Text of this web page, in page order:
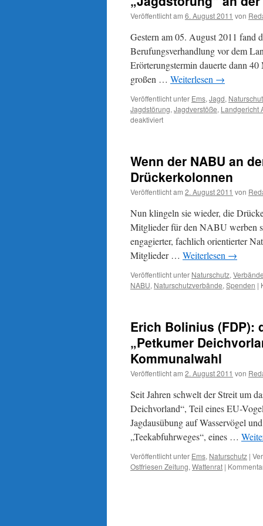
Correctness
und
andere
Ursachen
Veröffentlicht am 6. August 2011 von
Gestern am 05. August 2011 fand
Berufungsverhandlung vor dem
Erörterungstermin dauerte dann
großen … Weiterlesen →
Veröffentlicht unter Ems, Jagd,
Jagdstörung, Jagdverstöße, Landgericht
deaktiviertfür
Ems:
Berufungsverhandlung
ohne
Urteil
Wenn der NABU an
Drückerkolonnen
Veröffentlicht am 2. August 2011 von
Nun klingeln sie wieder, die
Mitglieder für den NABU werben
engagierter, fachlich orientierter
Mitglieder … Weiterlesen →
Veröffentlicht unter Naturschutz, Verbände
NABU, Naturschutzverbände, Spenden |
Erich Bolinius (FDP):
„Petkumer
Kommunalwahl
Veröffentlicht am 2. August 2011 von
Seit Jahren schwelt der Streit um
Deichvorland“, Teil eines EU-
Jagdausübung auf Wasservögel
„Teekabfuhrweges“, eines …
Veröffentlicht unter Ems, Naturschutz |
Ostfriesen Zeitung, Wattenrat |